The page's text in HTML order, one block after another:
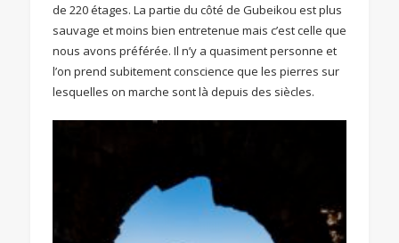
de 220 étages. La partie du côté de Gubeikou est plus
sauvage et moins bien entretenue mais c’est celle que
nous avons préférée. Il n’y a quasiment personne et
l’on prend subitement conscience que les pierres sur
lesquelles on marche sont là depuis des siècles.